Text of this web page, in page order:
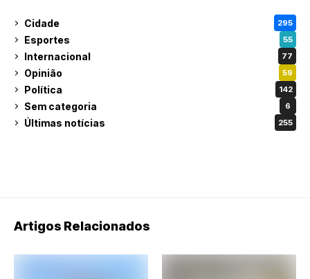
Cidade 295
Esportes 55
Internacional 77
Opinião 59
Política 142
Sem categoria 6
Últimas notícias 255
Artigos Relacionados